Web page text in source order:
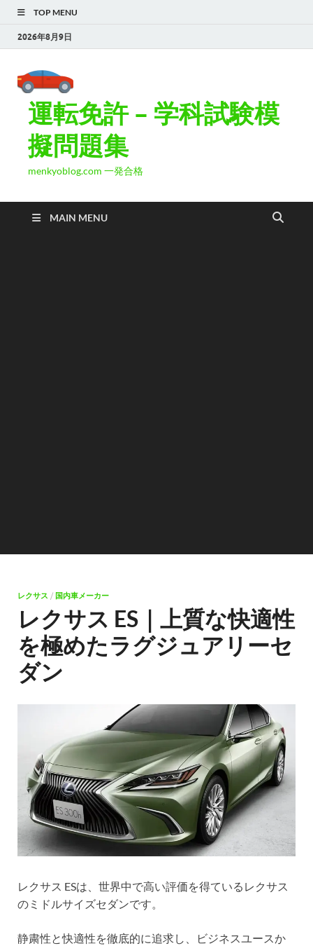
TOP MENU
2026年8月9日
運転免許 – 学科試験模
擬問題集
menkyoblog.com 一発合格
MAIN MENU
レクサス / 国内車メーカー
レクサス ES｜上質な快適性
を極めたラグジュアリーセ
ダン
レクサス ESは、世界中で高い評価を得ているレクサス
のミドルサイズセダンです。
静粛性と快適性を徹底的に追求し、ビジネスユースか